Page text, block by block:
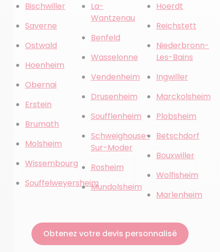
Bischwiller
Saverne
Ostwald
Hoenheim
Obernai
Erstein
Brumath
Molsheim
Wissembourg
Souffelweyersheim
La-
Wantzenau
Benfeld
Wasselonne
Vendenheim
Drusenheim
Soufflenheim
Schweighouse-
Sur-Moder
Rosheim
Mundolsheim
Hoerdt
Reichstett
Niederbronn-
Les-Bains
Ingwiller
Marckolsheim
Plobsheim
Betschdorf
Bouxwiller
Wolfisheim
Marlenheim
Obtenez votre devis personnalisé